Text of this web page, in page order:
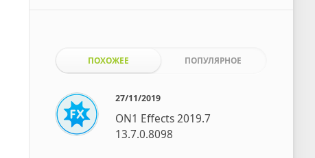
ПОХОЖЕЕ ПОПУЛЯРНОЕ
27/11/2019
ON1 Effects 2019.7
13.7.0.8098